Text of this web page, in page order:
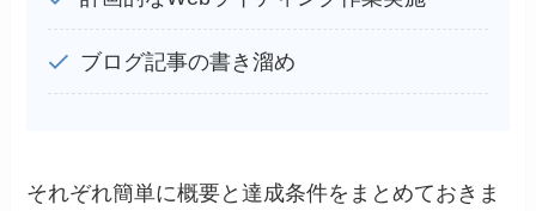
ブログ記事の書き溜め
それぞれ簡単に概要と達成条件をまとめておきま